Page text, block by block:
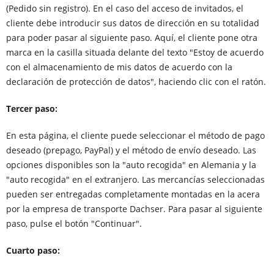
(Pedido sin registro). En el caso del acceso de invitados, el
cliente debe introducir sus datos de dirección en su totalidad
para poder pasar al siguiente paso. Aquí, el cliente pone otra
marca en la casilla situada delante del texto "Estoy de acuerdo
con el almacenamiento de mis datos de acuerdo con la
declaración de protección de datos", haciendo clic con el ratón.
Tercer paso:
En esta página, el cliente puede seleccionar el método de pago
deseado (prepago, PayPal) y el método de envío deseado. Las
opciones disponibles son la "auto recogida" en Alemania y la
"auto recogida" en el extranjero. Las mercancías seleccionadas
pueden ser entregadas completamente montadas en la acera
por la empresa de transporte Dachser. Para pasar al siguiente
paso, pulse el botón "Continuar".
Cuarto paso: